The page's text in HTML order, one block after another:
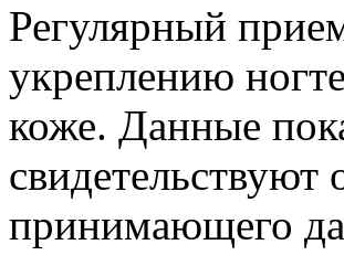
Регулярный
укреплению
коже. Данные
свидетельствуют
принимающего